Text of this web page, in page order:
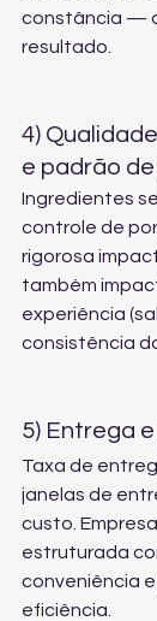
constância —
resultado.
4)
e padrão
Ingredientes
controle de
rigorosa
também
experiência
consistência
5) Entrega
Taxa de
janelas de
custo.
estruturada
conveniência
eficiência.